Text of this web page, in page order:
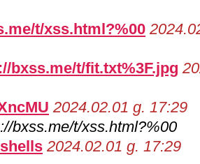
t/xss.html?%00
bxss.me/t/fit.txt%3F.jpg
2024.02.01 g. 17:29
bxss.me/t/xss.html?%00
2024.02.01 g. 17:29